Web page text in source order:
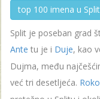
top 100 imena u
Split je poseban grad
Ante tu je i Duje, kao
Dujma, među
već tri desetljeća. Roko